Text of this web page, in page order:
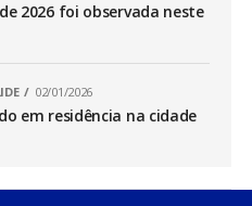
2026 foi observada neste
02/01/2026
em residência na cidade